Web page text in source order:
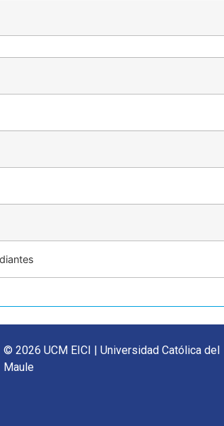
© 2026 UCM EICI | Universidad Católica del
Maule